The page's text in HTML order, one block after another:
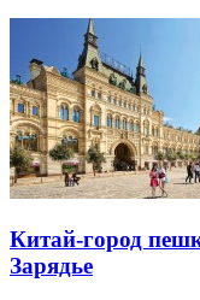
Китай-город
Зарядье